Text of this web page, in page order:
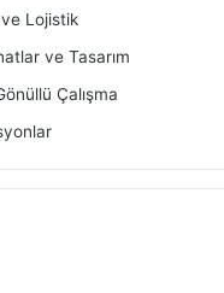
ve Lojistik
ve Tasarım
Çalışma